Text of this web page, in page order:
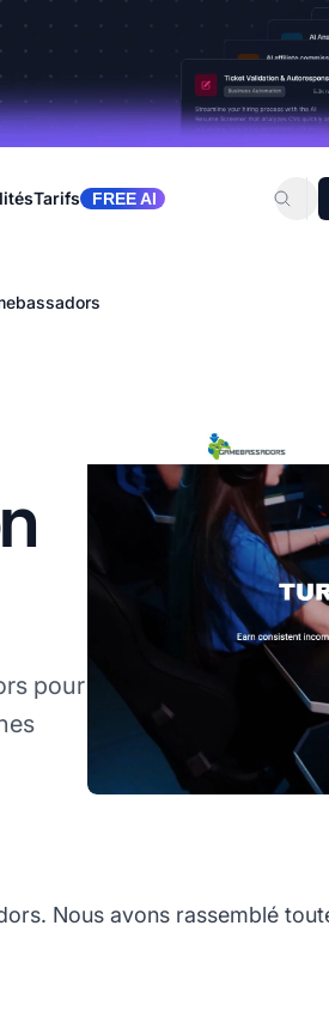
Tarifs FREE AI
pour
Nous avons rassemblé